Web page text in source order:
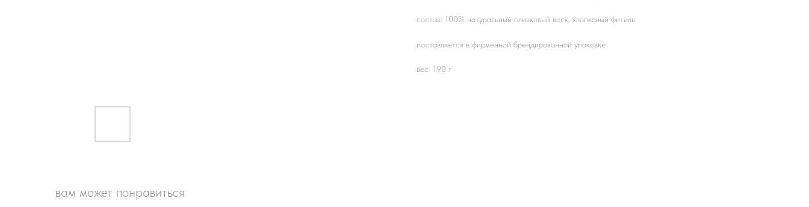
состав: 100% натуральный оливковый воск, хлопковый фитиль
поставляется в фирменной брендированной упаковке
вес: 190 г
вам может понравиться